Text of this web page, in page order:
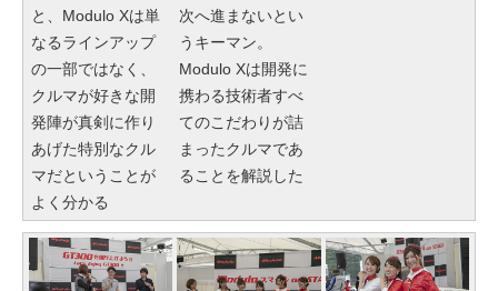
と、Modulo Xは単
なるラインアップ
の一部ではなく、
クルマが好きな開
発陣が真剣に作り
あげた特別なクル
マだということが
よく分かる
次へ進まないとい
うキーマン。
Modulo Xは開発に
携わる技術者すべ
てのこだわりが詰
まったクルマであ
ることを解説した